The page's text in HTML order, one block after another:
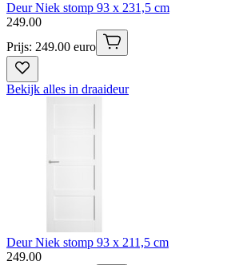
Deur Niek stomp 93 x 231,5 cm
249.00
Prijs: 249.00 euro
Bekijk alles in draaideur
Deur Niek stomp 93 x 211,5 cm
249.00